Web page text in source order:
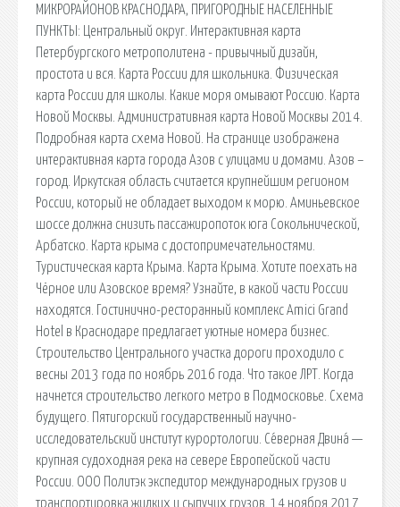
МИКРОРАЙОНОВ КРАСНОДАРА, ПРИГОРОДНЫЕ НАСЕЛЕННЫЕ
ПУНКТЫ: Центральный округ. Интерактивная карта
Петербургского метрополитена - привычный дизайн,
простота и вся. Карта России для школьника. Физическая
карта России для школы. Какие моря омывают Россию. Карта
Новой Москвы. Административная карта Новой Москвы 2014.
Подробная карта схема Новой. На странице изображена
интерактивная карта города Азов с улицами и домами. Азов –
город. Иркутская область считается крупнейшим регионом
России, который не обладает выходом к морю. Аминьевское
шоссе должна снизить пассажиропоток юга Сокольнической,
Арбатско. Карта крыма с достопримечательностями.
Туристическая карта Крыма. Карта Крыма. Хотите поехать на
Чёрное или Азовское время? Узнайте, в какой части России
находятся. Гостинично-ресторанный комплекс Amici Grand
Hotel в Краснодаре предлагает уютные номера бизнес.
Строительство Центрального участка дороги проходило с
весны 2013 года по ноябрь 2016 года. Что такое ЛРТ. Когда
начнется строительство легкого метро в Подмосковье. Схема
будущего. Пятигорский государственный научно-
исследовательский институт курортологии. Се́верная Двина́ —
крупная судоходная река на севере Европейской части
России. ООО Политэк экспедитор международных грузов и
транспортировка жидких и сыпучих грузов. 14 ноября 2017